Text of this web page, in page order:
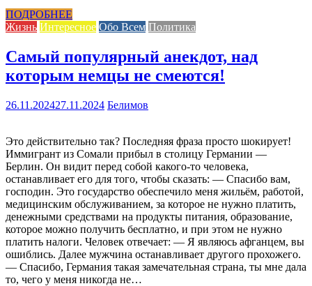
ПОДРОБНЕЕ
Жизнь Интересное Обо Всем Политика
Самый популярный анекдот, над
которым немцы не смеются!
26.11.202427.11.2024 Белимов
Это действительно так? Последняя фраза просто шокирует!
Иммигрант из Сомали прибыл в столицу Германии ―
Берлин. Он видит перед собой какого-то человека,
останавливает его для того, чтобы сказать: ― Спасибо вам,
господин. Это государство обеспечило меня жильём, работой,
медицинским обслуживанием, за которое не нужно платить,
денежными средствами на продукты питания, образование,
которое можно получить бесплатно, и при этом не нужно
платить налоги. Человек отвечает: ― Я являюсь афганцем, вы
ошиблись. Далее мужчина останавливает другого прохожего.
― Спасибо, Германия такая замечательная страна, ты мне дала
то, чего у меня никогда не…